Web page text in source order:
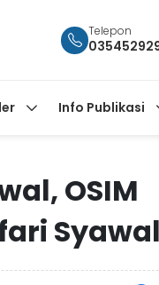
Telepon
Info Publikasi
OSIM
Syawal